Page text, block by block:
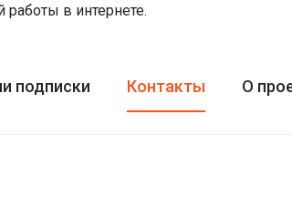
в интернете.
подписки Контакты О